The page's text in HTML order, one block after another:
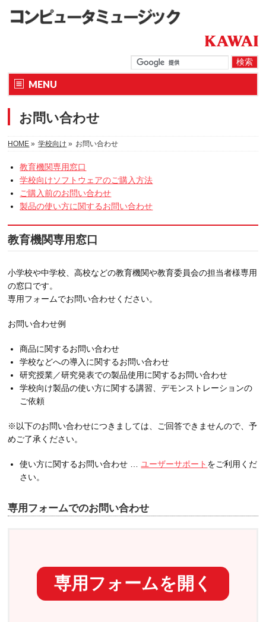
MENU
お問い合わせ
HOME » 学校向け » お問い合わせ
教育機関専用窓口
学校向けソフトウェアのご購入方法
ご購入前のお問い合わせ
製品の使い方に関するお問い合わせ
教育機関専用窓口
小学校や中学校、高校などの教育機関や教育委員会の担当者様専用
の窓口です。
専用フォームでお問い合わせください。
お問い合わせ例
商品に関するお問い合わせ
学校などへの導入に関するお問い合わせ
研究授業／研究発表での製品使用に関するお問い合わせ
学校向け製品の使い方に関する講習、デモンストレーションの
ご依頼
※以下のお問い合わせにつきましては、ご回答できませんので、予
めご了承ください。
使い方に関するお問い合わせ … ユーザーサポート をご利用くだ
さい。
専用フォームでのお問い合わせ
専用フォームを開く